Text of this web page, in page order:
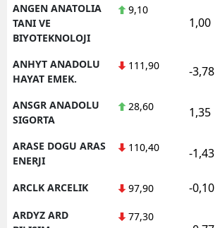
ANGEN ANATOLIA
TANI VE
BIYOTEKNOLOJI
9,10
1,00
ANHYT ANADOLU
HAYAT EMEK.
111,90 -3,78
ANSGR ANADOLU
SIGORTA
28,60 1,35
ARASE DOGU ARAS
ENERJI
110,40 -1,43
ARCLK ARCELIK 97,90 -0,10
ARDYZ ARD
77,30